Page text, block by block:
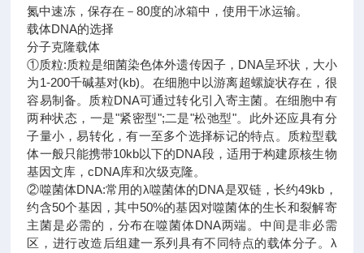
氮中速冻，保存在－80度的冰箱中，使用干冰运输。
载体DNA的选择
分子克隆载体
①质粒:质粒是细菌染色体外遗传因子，DNA呈环状，大小
为1-200千碱基对(kb)。在细胞中以游离超螺旋状存在，很
容易制备。质粒DNA可通过转化引入寄主菌。在细胞中有
两种状态，一是"紧密型";二是"松弛型"。此外还应具有分
子量小，易转化，有一至多个选择标记的特点。质粒型载
体一般只能携带10kb以下的DNA段，适用于构建原核生物
基因文库，cDNA库和次级克隆。
②噬菌体DNA:常用的λ噬菌体的DNA是双链，长约49kb，
约含50个基因，其中50%的基因对噬菌体的生长和裂解寄
主菌是必需的，分布在噬菌体DNA两端。中间是非必需
区，进行改造后组建一系列具有不同特点的载体分子。λ